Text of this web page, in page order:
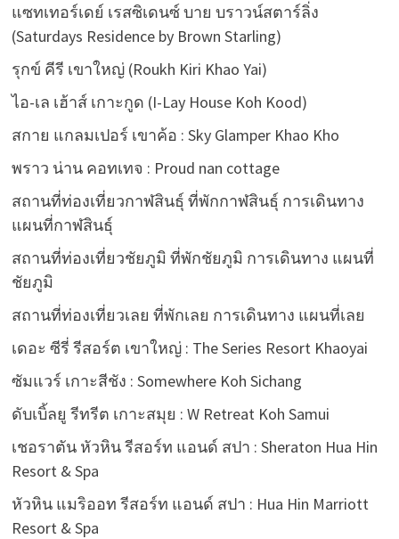
แซทเทอร์เดย์ เรสซิเดนซ์ บาย บราวน์สตาร์ลิ่ง
(Saturdays Residence by Brown Starling)
รุกข์ คีรี เขาใหญ่ (Roukh Kiri Khao Yai)
ไอ-เล เฮ้าส์ เกาะกูด (I-Lay House Koh Kood)
สกาย แกลมเปอร์ เขาค้อ : Sky Glamper Khao Kho
พราว น่าน คอทเทจ : Proud nan cottage
สถานที่ท่องเที่ยวกาฬสินธุ์ ที่พักกาฬสินธุ์ การเดินทาง
แผนที่กาฬสินธุ์
สถานที่ท่องเที่ยวชัยภูมิ ที่พักชัยภูมิ การเดินทาง แผนที่
ชัยภูมิ
สถานที่ท่องเที่ยวเลย ที่พักเลย การเดินทาง แผนที่เลย
เดอะ ซีรี่ รีสอร์ต เขาใหญ่ : The Series Resort Khaoyai
ซัมแวร์ เกาะสีชัง : Somewhere Koh Sichang
ดับเบิ้ลยู รีทรีต เกาะสมุย : W Retreat Koh Samui
เชอราตัน หัวหิน รีสอร์ท แอนด์ สปา : Sheraton Hua Hin
Resort & Spa
หัวหิน แมริออท รีสอร์ท แอนด์ สปา : Hua Hin Marriott
Resort & Spa